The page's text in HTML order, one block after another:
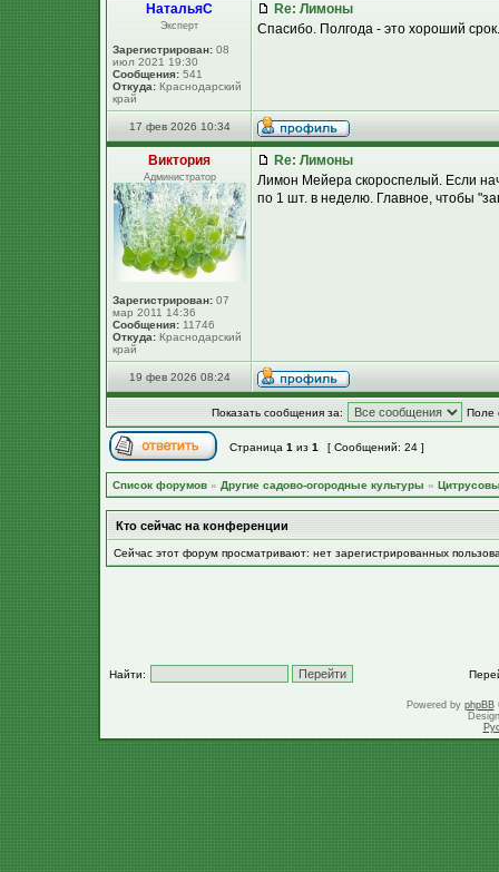
НатальяС
Эксперт
Зарегистрирован: 08
июл 2021 19:30
Сообщения: 541
Откуда: Краснодарский
край
Re: Лимоны
Спасибо. Полгода - это хороший
17 фев 2026 10:34
Виктория
Администратор
Зарегистрирован: 07
мар 2011 14:36
Сообщения: 11746
Откуда: Краснодарский
край
Re: Лимоны
Лимон Мейера скороспелый. Если
по 1 шт. в неделю. Главное, чтобы
19 фев 2026 08:24
Показать сообщения за: Поле
Страница 1 из 1 [ Сообщений: 24 ]
Список форумов » Другие садово-огородные культуры »
Кто сейчас на конференции
Сейчас этот форум просматривают: нет зарегистрированных
Найти:
Powered by phpBB